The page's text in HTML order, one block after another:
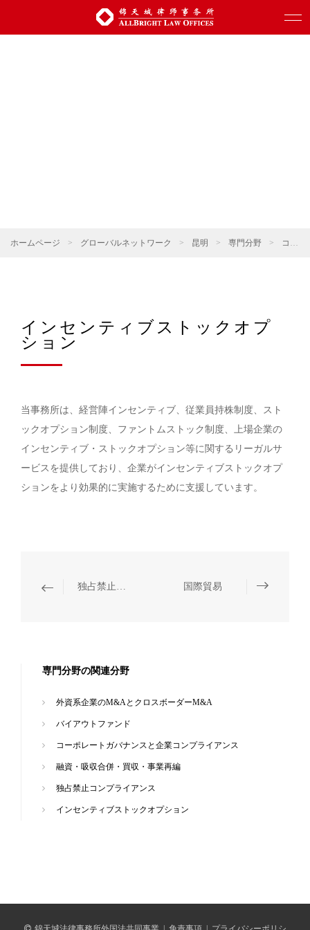
ホームページ > グローバルネットワーク > 昆明 > 専門分野 > コーポレート・M&A
インセンティブストックオプ
ション
当事務所は、経営陣インセンティブ、従業員持株制度、スト
ックオプション制度、ファントムストック制度、上場企業の
インセンティブ・ストックオプション等に関するリーガルサ
ービスを提供しており、企業がインセンティブストックオプ
ションをより効果的に実施するために支援しています。
独占禁止コンプライアンス 国際貿易
専門分野の関連分野
外資系企業のM&AとクロスボーダーM&A
バイアウトファンド
コーポレートガバナンスと企業コンプライアンス
融資・吸収合併・買収・事業再編
独占禁止コンプライアンス
インセンティブストックオプション